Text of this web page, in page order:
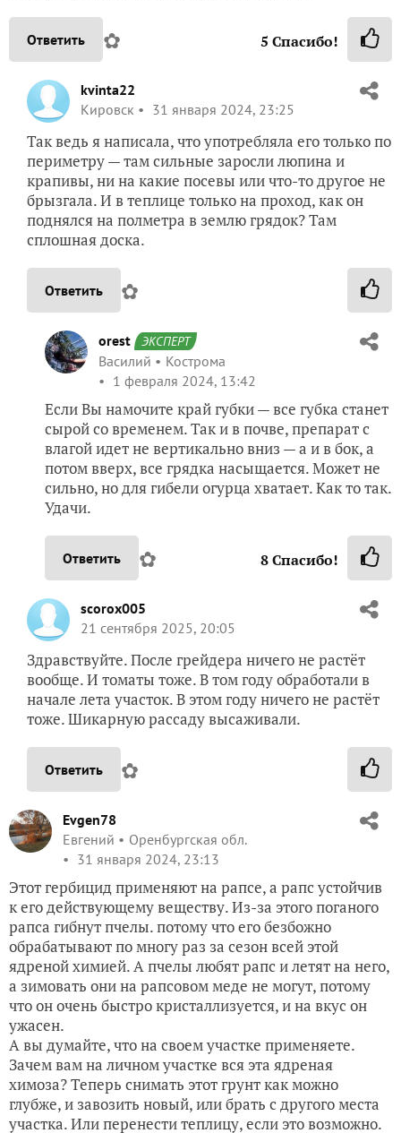
Ответить ✿ 5 Спасибо!
kvinta22
Кировск
31 января 2024, 23:25
Так ведь я написала, что употребляла его только по
периметру — там сильные заросли люпина и
крапивы, ни на какие посевы или что-то другое не
брызгала. И в теплице только на проход, как он
поднялся на полметра в землю грядок? Там
сплошная доска.
Ответить ✿
orest ЭКСПЕРТ
Василий
Кострома
1 февраля 2024, 13:42
Если Вы намочите край губки — все губка станет
сырой со временем. Так и в почве, препарат с
влагой идет не вертикально вниз — а и в бок, а
потом вверх, все грядка насыщается. Может не
сильно, но для гибели огурца хватает. Как то так.
Удачи.
Ответить ✿ 8Спасибо!
scorox005
21 сентября 2025, 20:05
Здравствуйте. После грейдера ничего не растёт
вообще. И томаты тоже. В том году обработали в
начале лета участок. В этом году ничего не растёт
тоже. Шикарную рассаду высаживали.
Ответить ✿
Evgen78
Евгений
Оренбургская обл.
31 января 2024, 23:13
Этот гербицид применяют на рапсе, а рапс устойчив
к его действующему веществу. Из-за этого поганого
рапса гибнут пчелы. потому что его безбожно
обрабатывают по многу раз за сезон всей этой
ядреной химией. А пчелы любят рапс и летят на него,
а зимовать они на рапсовом меде не могут, потому
что он очень быстро кристаллизуется, и на вкус он
ужасен.
А вы думайте, что на своем участке применяете.
Зачем вам на личном участке вся эта ядреная
химоза? Теперь снимать этот грунт как можно
глубже, и завозить новый, или брать с другого места
участка. Или перенести теплицу, если это возможно.